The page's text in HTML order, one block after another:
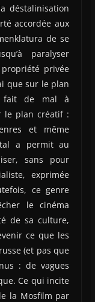
déstalinisation
accordée aux
de se
paralyser
privée
que sur le plan
fait de mal à
le plan créatif :
et même
a permit au
sans pour
exprimée
ce genre
le cinéma
de sa culture,
ce que les
(et pas que
: de vagues
Ce qui incite
la Mosfilm par